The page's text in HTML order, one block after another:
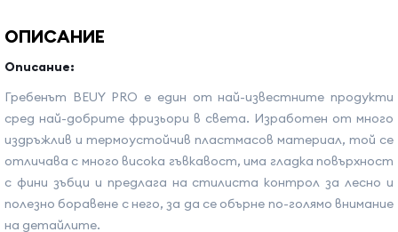
ОПИСАНИЕ
Описание:
Гребенът BEUY PRO е един от най-известните продукти
сред най-добрите фризьори в света. Изработен от много
издръжлив и термоустойчив пластмасов материал, той се
отличава с много висока гъвкавост, има гладка повърхност
с фини зъбци и предлага на стилиста контрол за лесно и
полезно боравене с него, за да се обърне по-голямо внимание
на детайлите.